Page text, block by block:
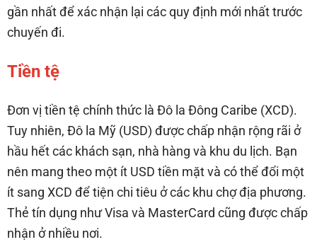
gần nhất để xác nhận lại các quy định mới nhất trước
chuyến đi.
Tiền tệ
Đơn vị tiền tệ chính thức là Đô la Đông Caribe (XCD).
Tuy nhiên, Đô la Mỹ (USD) được chấp nhận rộng rãi ở
hầu hết các khách sạn, nhà hàng và khu du lịch. Bạn
nên mang theo một ít USD tiền mặt và có thể đổi một
ít sang XCD để tiện chi tiêu ở các khu chợ địa phương.
Thẻ tín dụng như Visa và MasterCard cũng được chấp
nhận ở nhiều nơi.